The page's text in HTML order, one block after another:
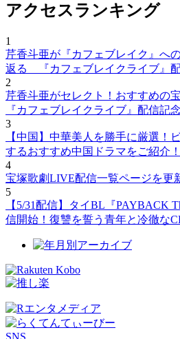
アクセスランキング
1
芹香斗亜が『カフェブレイク』へ
返る 『カフェブレイクライブ』
2
芹香斗亜がセレクト！おすすめの
『カフェブレイクライブ』配信記
3
【中国】中華美人を勝手に厳選！
するおすすめ中国ドラマをご紹介！
4
宝塚歌劇LIVE配信一覧ページを更
5
【5/31配信】タイBL『PAYBACK
信開始！復讐を誓う青年と冷徹な
SNS